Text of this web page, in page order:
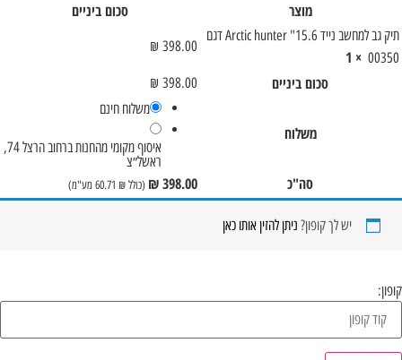
מוצר סכום ביניים
תיק גב למחשב נייד 15.6" Arctic hunter דגם
00350
× 1
₪ 398.00
סכום ביניים ₪ 398.00
משלוח
משלוח חינם
איסוף מקומי מהחנות ברחוב הרצל 74,
ראשל״צ
סה"כ ₪398.00 (כולל₪ מע"מ)
יש לך קופון? ניתן להזין אותו כאן
קופון: